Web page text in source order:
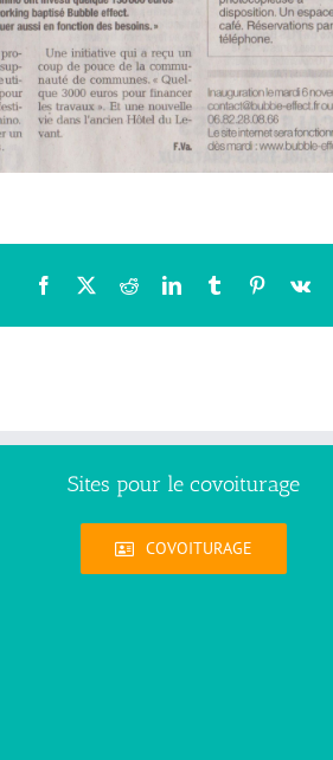
Facebook RedditLinkedInTumblr Pinterest
Vk
Sites pour le covoiturage
COVOITURAGE